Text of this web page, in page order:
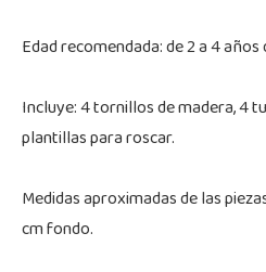
Edad recomendada: de 2 a 4 años
Incluye: 4 tornillos de madera, 4
plantillas para roscar.
Medidas aproximadas de las
cm fondo.